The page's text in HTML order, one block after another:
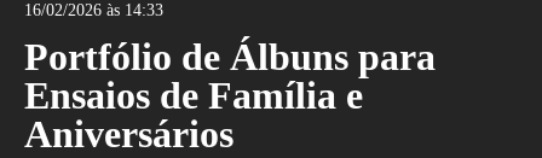
16/02/2026 às 14:33
Portfólio de Álbuns para
Ensaios de Família e
Aniversários